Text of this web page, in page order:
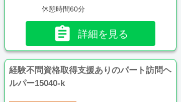
休憩時間60分
 詳細を見る
経験不問資格取得支援ありのパート訪問ヘ
ルパー15040-k